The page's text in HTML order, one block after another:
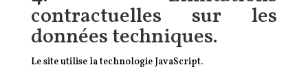
contractuelles sur les
données techniques.
Le site utilise la technologie JavaScript.